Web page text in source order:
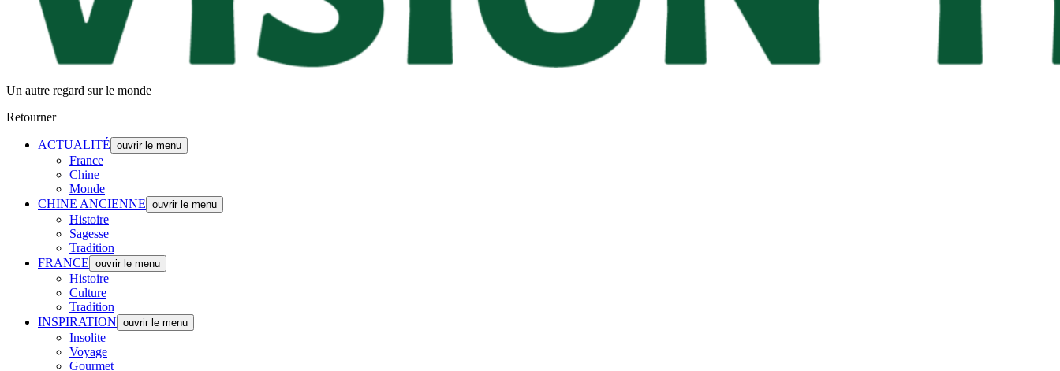
Un autre regard sur le monde
Retourner
ACTUALITÉ ouvrir le menu
France
Chine
Monde
CHINE ANCIENNE ouvrir le menu
Histoire
Sagesse
Tradition
FRANCE ouvrir le menu
Histoire
Culture
Tradition
INSPIRATION ouvrir le menu
Insolite
Voyage
Gourmet